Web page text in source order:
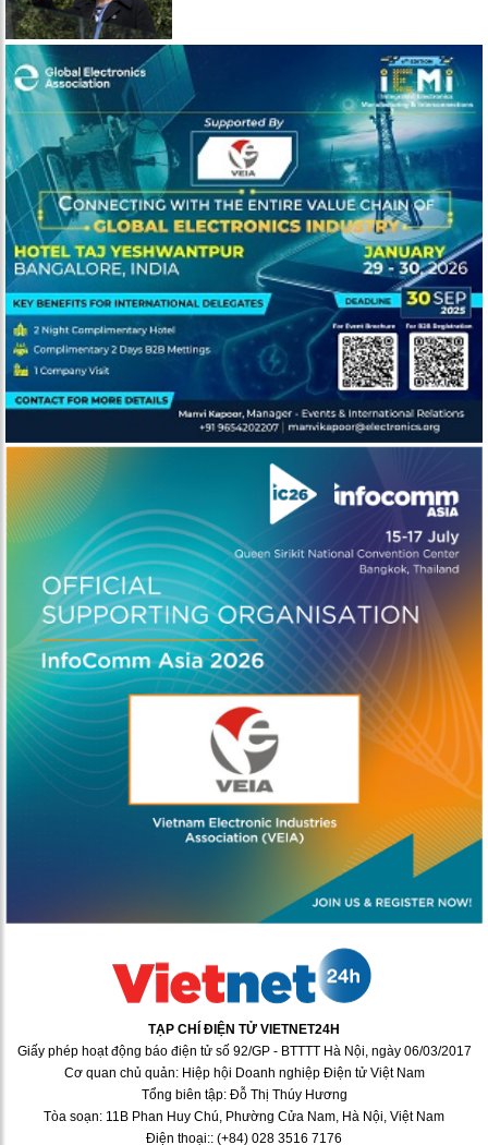
TẠP CHÍ ĐIỆN TỬ VIETNET24H
Giấy phép hoạt động báo điện tử số 92/GP - BTTTT Hà Nội, ngày 06/03/2017
Cơ quan chủ quản: Hiệp hội Doanh nghiệp Điện tử Việt Nam
Tổng biên tập: Đỗ Thị Thúy Hương
Tòa soạn: 11B Phan Huy Chú, Phường Cửa Nam, Hà Nội, Việt Nam
Điện thoại:: (+84) 028 3516 7176